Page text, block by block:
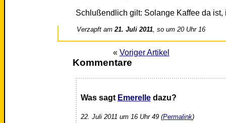
Schlußendlich gilt: Solange Kaffee da ist,
Verzapft am21. Juli 2011, so um 20 Uhr 16
« Voriger Artikel
Kommentare
Was sagt Emerelledazu?
22. Juli 2011 um 16 Uhr 49 (Permalink)